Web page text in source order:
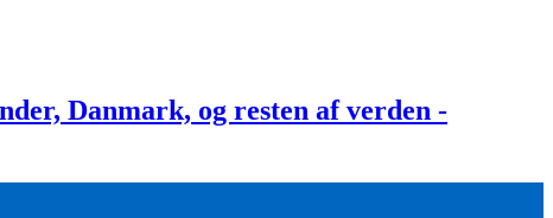
Danmark, og resten af verden -